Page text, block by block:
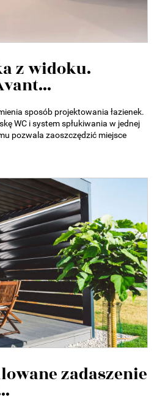
z widoku.
sposób projektowania łazienek.
WC i system spłukiwania w jednej
pozwala zaoszczędzić miejsce
zadaszenie